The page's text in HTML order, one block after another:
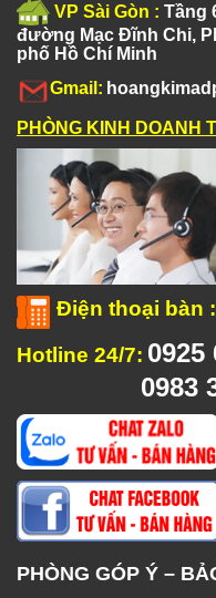
VP Sài Gòn : Tầng
đường Mạc Đĩnh Chi,
phố Hồ Chí Minh
Gmail:
PHÒNG KINH DOANH
Điện thoại bàn :
Hotline 24/7: 0925
0983
PHÒNG GÓP Ý –